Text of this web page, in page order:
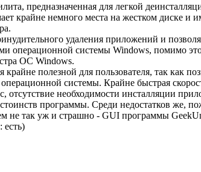
предназначенная для легкой
крайне немного места на жестком диске
удаления приложений и
операционной системы Windows, помимо
ОС Windows.
полезной для пользователя, так как
системы. Крайне быстрая
отсутствие необходимости инсталляции
программы. Среди недостатков же,
не так уж и страшно - GUI программы
есть)